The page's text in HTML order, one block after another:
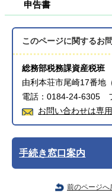
申告書
このページに関するお
総務部税務課資産税班
由利本荘市尾崎17番地
電話：0184-24-6305
お問い合わせは専
手続き窓口案内
前のページへ